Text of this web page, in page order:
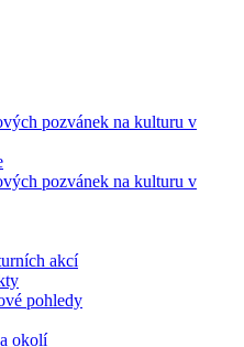
pozvánek na kulturu v
pozvánek na kulturu v
akcí
pohledy
okolí